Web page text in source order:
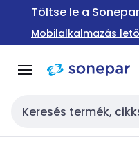
Ugrás a
Ugrás a
tartalomra
Töltse le a
Mobilalkalmazás
Keresési bemenet